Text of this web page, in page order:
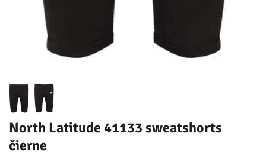
North Latitude 41133 sweatshorts
čierne